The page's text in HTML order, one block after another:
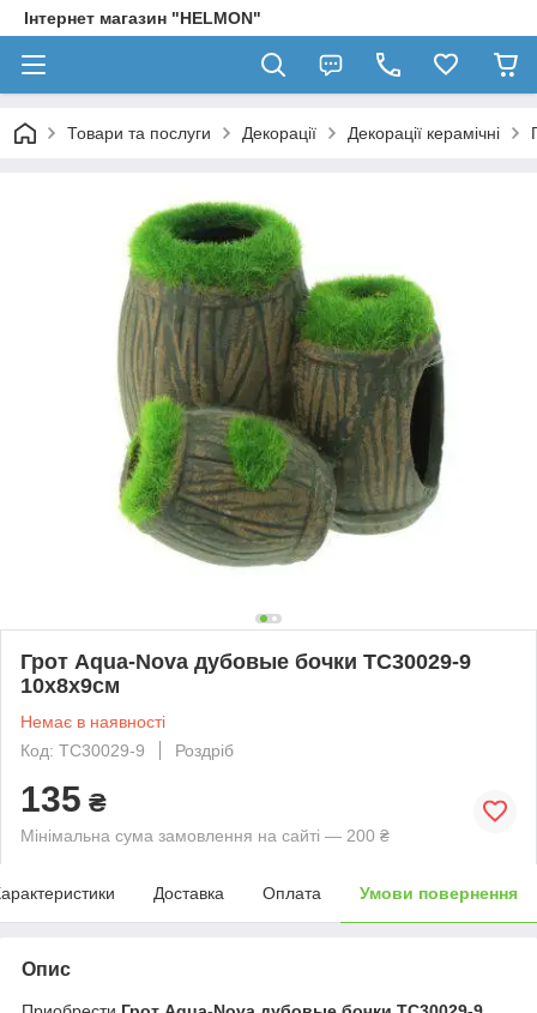
Інтернет магазин "HELMON"
Товари та послуги Декорації Декорації керамічні
Грот Aqua-Nova дубовые бочки TC30029-9
10x8x9cм
Немає в наявності
Код: TC30029-9
Роздріб
135 ₴
Мінімальна сума замовлення на сайті — 200 ₴
Доставка Оплата Умови повернення
Опис